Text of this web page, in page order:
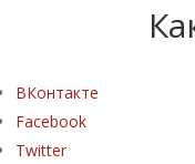
ВКонтакте
Facebook
Twitter